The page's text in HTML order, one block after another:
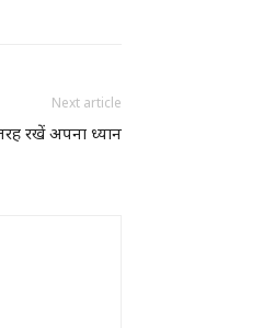
Next article
रखें अपना ध्यान